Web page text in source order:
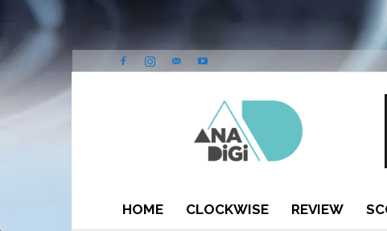
HOME CLOCKWISE REVIEW